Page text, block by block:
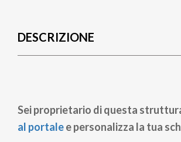
pane
DESCRIZIONE
Sei proprietario di questa
al portalee personalizza la tua